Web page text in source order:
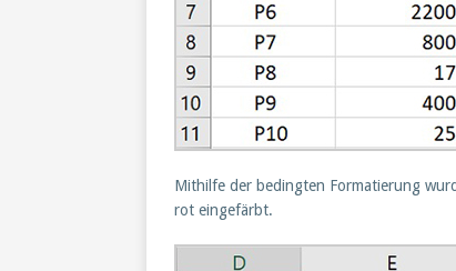
Mithilfe der bedingten Formatierung
rot eingefärbt.